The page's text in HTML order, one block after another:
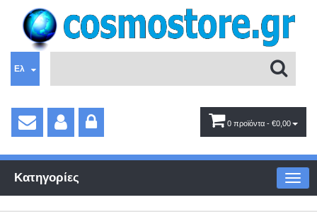
Ελ
0 προϊόντα - €0,00
Κατηγορίες